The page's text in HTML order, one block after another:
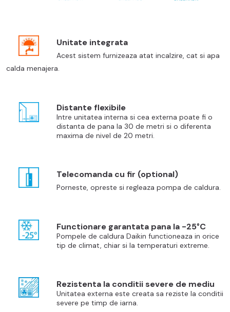
Unitate integrata
Acest sistem furnizeaza atat incalzire, cat si apa
calda menajera.
Distante flexibile
Intre unitatea interna si cea externa poate fi o
distanta de pana la 30 de metri si o diferenta
maxima de nivel de 20 metri.
Telecomanda cu fir (optional)
Porneste, opreste si regleaza pompa de caldura.
Functionare garantata pana la -25°C
Pompele de caldura Daikin functioneaza in orice
tip de climat, chiar si la temperaturi extreme.
Rezistenta la conditii severe de mediu
Unitatea externa este creata sa reziste la conditii
severe pe timp de iarna.